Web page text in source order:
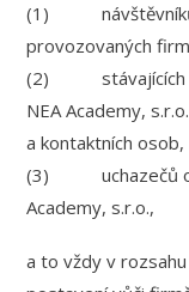
(1) návštěvníků
provozovaných
(2) stávajících i
NEA Academy,
a kontaktních osob,
(3) uchazečů o
Academy, s.r.o.,
a to vždy v